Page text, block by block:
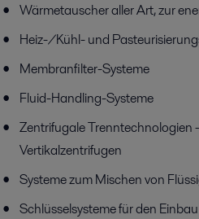
Wärmetauscher aller Art, zur
Heiz-/Kühl- und
Membranfilter-Systeme
Fluid-Handling-Systeme
Zentrifugale Trenntechnologien
Vertikalzentrifugen
Systeme zum Mischen von
Schlüsselsysteme für den